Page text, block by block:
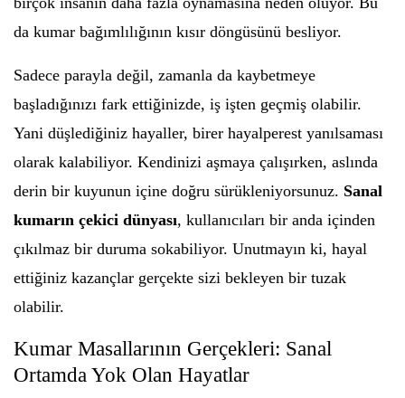
da kumar bağımlılığının kısır döngüsünü besliyor.
Sadece parayla değil, zamanla da kaybetmeye
başladığınızı fark ettiğinizde, iş işten geçmiş olabilir.
Yani düşlediğiniz hayaller, birer hayalperest yanılsaması
olarak kalabiliyor. Kendinizi aşmaya çalışırken, aslında
derin bir kuyunun içine doğru sürükleniyorsunuz. Sanal
kumarın çekici dünyası, kullanıcıları bir anda içinden
çıkılmaz bir duruma sokabiliyor. Unutmayın ki, hayal
ettiğiniz kazançlar gerçekte sizi bekleyen bir tuzak
olabilir.
Kumar Masallarının Gerçekleri: Sanal
Ortamda Yok Olan Hayatlar